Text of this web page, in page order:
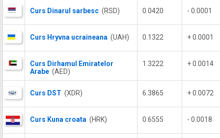
Curs Dinarul sarbesc (RSD) 0.0420 - 0.0001
Curs Hryvna ucraineana (UAH) 0.1322 + 0.0001
Curs Dirhamul Emiratelor
Arabe (AED)
1.3222 + 0.0014
Curs DST (XDR) 6.3865 + 0.0072
Curs Kuna croata (HRK) 0.6555 - 0.0018